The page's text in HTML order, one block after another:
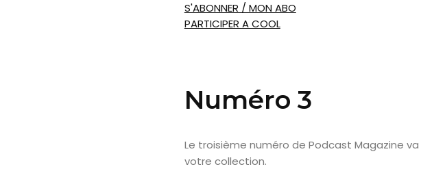
S'ABONNER / MON ABO
PARTICIPER A COOL
Numéro 3
Le troisième numéro de Podcast Magazine
votre collection.